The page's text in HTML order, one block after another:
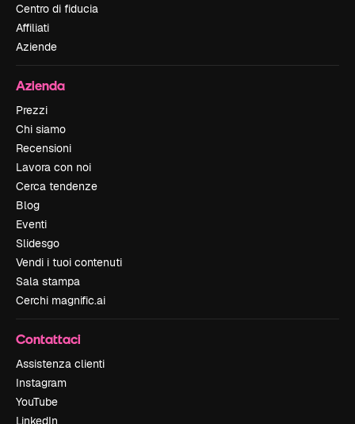
Centro di fiducia
Affiliati
Aziende
Azienda
Prezzi
Chi siamo
Recensioni
Lavora con noi
Cerca tendenze
Blog
Eventi
Slidesgo
Vendi i tuoi contenuti
Sala stampa
Cerchi magnific.ai
Contattaci
Assistenza clienti
Instagram
YouTube
LinkedIn